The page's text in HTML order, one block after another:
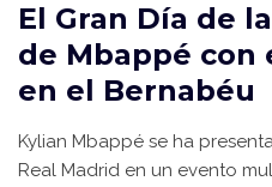
El Gran Día de
de Mbappé con
en el Bernabéu
Kylian Mbappé se ha
Real Madrid en un evento